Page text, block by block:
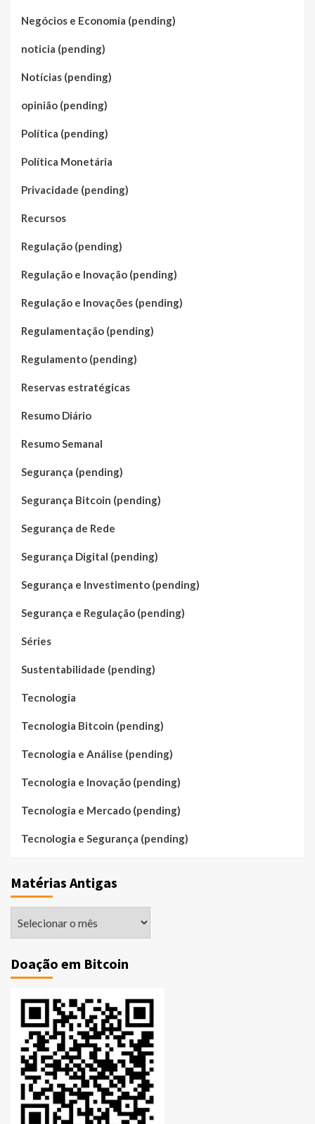
Negócios e Economia (pending)
noticia (pending)
Notícias (pending)
opinião (pending)
Política (pending)
Política Monetária
Privacidade (pending)
Recursos
Regulação (pending)
Regulação e Inovação (pending)
Regulação e Inovações (pending)
Regulamentação (pending)
Regulamento (pending)
Reservas estratégicas
Resumo Diário
Resumo Semanal
Segurança (pending)
Segurança Bitcoin (pending)
Segurança de Rede
Segurança Digital (pending)
Segurança e Investimento (pending)
Segurança e Regulação (pending)
Séries
Sustentabilidade (pending)
Tecnologia
Tecnologia Bitcoin (pending)
Tecnologia e Análise (pending)
Tecnologia e Inovação (pending)
Tecnologia e Mercado (pending)
Tecnologia e Segurança (pending)
Matérias Antigas
Doação em Bitcoin